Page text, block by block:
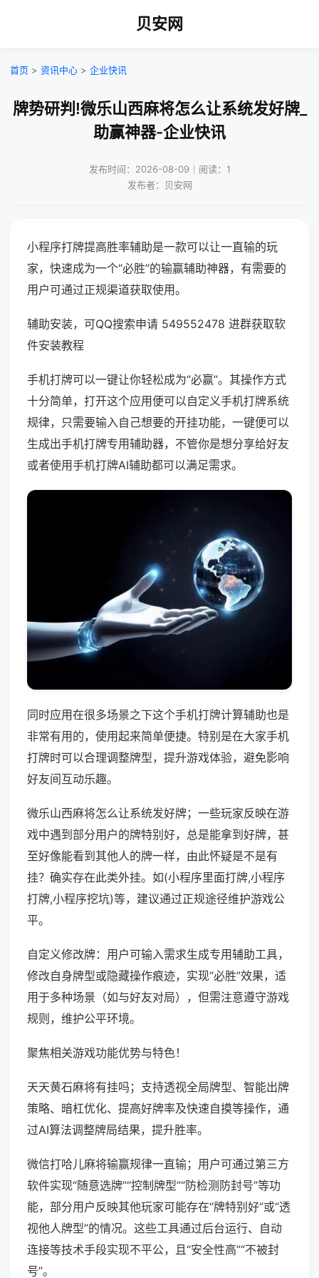
贝安网
首页 > 资讯中心 > 企业快讯
牌势研判!微乐山西麻将怎么让系统发好牌_
助赢神器-企业快讯
发布时间：2026-08-09｜阅读：1
发布者：贝安网
小程序打牌提高胜率辅助是一款可以让一直输的玩
家，快速成为一个“必胜”的输赢辅助神器，有需要的
用户可通过正规渠道获取使用。
辅助安装，可QQ搜索申请 549552478 进群获取软
件安装教程
手机打牌可以一键让你轻松成为“必赢”。其操作方式
十分简单，打开这个应用便可以自定义手机打牌系统
规律，只需要输入自己想要的开挂功能，一键便可以
生成出手机打牌专用辅助器，不管你是想分享给好友
或者使用手机打牌AI辅助都可以满足需求。
同时应用在很多场景之下这个手机打牌计算辅助也是
非常有用的，使用起来简单便捷。特别是在大家手机
打牌时可以合理调整牌型，提升游戏体验，避免影响
好友间互动乐趣。
微乐山西麻将怎么让系统发好牌；一些玩家反映在游
戏中遇到部分用户的牌特别好，总是能拿到好牌，甚
至好像能看到其他人的牌一样，由此怀疑是不是有
挂？确实存在此类外挂。如(小程序里面打牌,小程序
打牌,小程序挖坑)等，建议通过正规途径维护游戏公
平。
自定义修改牌：用户可输入需求生成专用辅助工具，
修改自身牌型或隐藏操作痕迹，实现“必胜”效果，适
用于多种场景（如与好友对局），但需注意遵守游戏
规则，维护公平环境。
聚焦相关游戏功能优势与特色！
天天黄石麻将有挂吗；支持透视全局牌型、智能出牌
策略、暗杠优化、提高好牌率及快速自摸等操作，通
过AI算法调整牌局结果，提升胜率。
微信打哈儿麻将输赢规律一直输；用户可通过第三方
软件实现“随意选牌”“控制牌型”“防检测防封号”等功
能，部分用户反映其他玩家可能存在“牌特别好”或“透
视他人牌型”的情况。这些工具通过后台运行、自动
连接等技术手段实现不平公，且“安全性高”“不被封
号”。